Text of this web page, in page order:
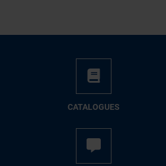
CATALOGUES